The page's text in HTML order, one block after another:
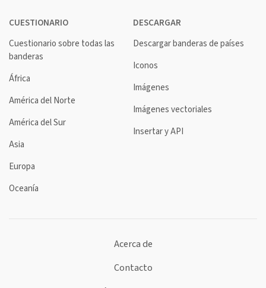
CUESTIONARIO
Cuestionario sobre todas las
banderas
África
América del Norte
América del Sur
Asia
Europa
Oceanía
DESCARGAR
Descargar banderas de países
Iconos
Imágenes
Imágenes vectoriales
Insertar y API
Acerca de
Contacto